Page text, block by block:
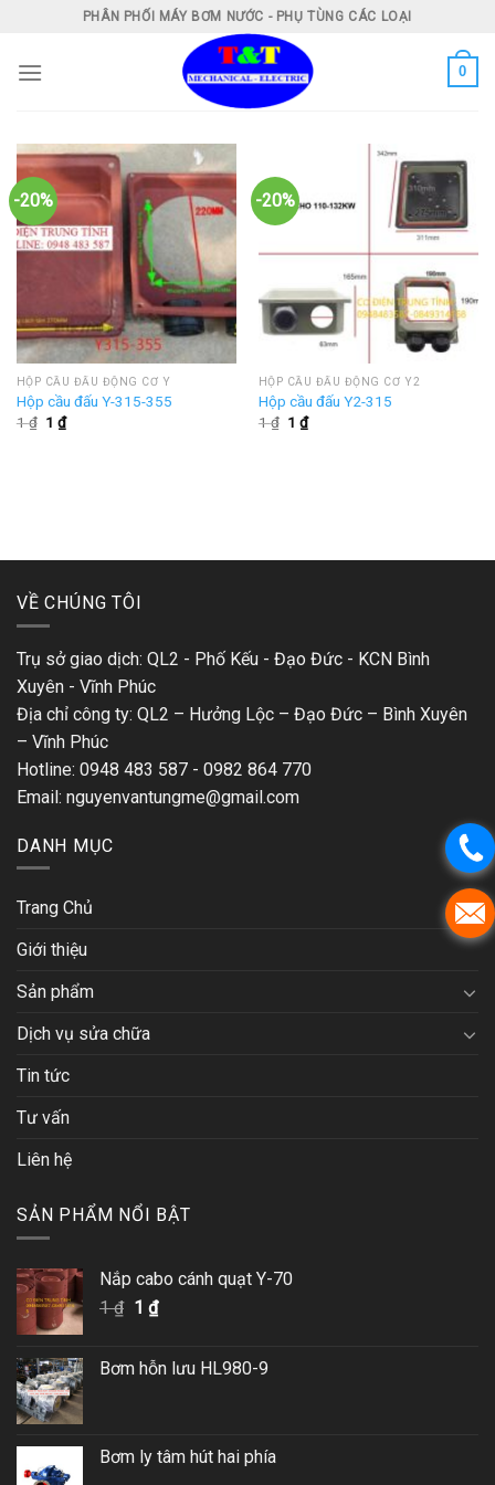
content
PHÂN PHỐI MÁY BƠM NƯỚC - PHỤ TÙNG CÁC LOẠI
0
-20%
HỘP CẦU ĐẤU ĐỘNG CƠ Y
Hộp cầu đấu Y-315-355
1₫ Giá
gốc
1 ₫Giá
hiện
-20%
HỘP CẦU ĐẤU ĐỘNG CƠ Y2
Hộp cầu đấu Y2-315
1₫ Giá
gốc
1 ₫Giá
hiện
VỀ CHÚNG TÔI
Trụ sở giao dịch: QL2 - Phố Kếu - Đạo Đức - KCN Bình
Xuyên - Vĩnh Phúc
Địa chỉ công ty: QL2 – Hưởng Lộc – Đạo Đức – Bình Xuyên
– Vĩnh Phúc
Hotline: 0948 483 587 - 0982 864 770
Email: nguyenvantungme@gmail.com
DANH MỤC
Trang Chủ
Giới thiệu
Sản phẩm
Dịch vụ sửa chữa
Tin tức
Tư vấn
Liên hệ
SẢN PHẨM NỔI BẬT
Nắp cabo cánh quạt Y-70
1₫ Giá
1 ₫.
1 ₫Giá
là:
Bơm hỗn lưu HL980-9
Bơm ly tâm hút hai phía